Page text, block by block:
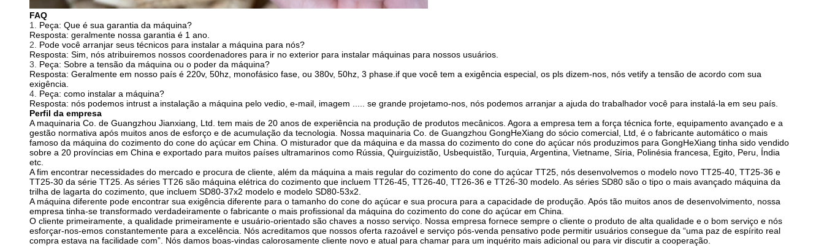
FAQ
1. Peça: Que é sua garantia da máquina?
Resposta: geralmente nossa garantia é 1 ano.
2. Pode você arranjar seus técnicos para instalar a máquina para nós?
Resposta: Sim, nós atribuiremos nossos coordenadores para ir no exterior para instalar máquinas para nossos usuários.
3. Peça: Sobre a tensão da máquina ou o poder da máquina?
Resposta: Geralmente em nosso país é 220v, 50hz, monofásico fase, ou 380v, 50hz, 3 phase.if que você tem a exigência especial, os pls dizem-nos, nós vetify a tensão de acordo com sua
exigência.
4. Peça: como instalar a máquina?
Resposta: nós podemos intrust a instalação a máquina pelo vedio, e-mail, imagem ..... se grande projetamo-nos, nós podemos arranjar a ajuda do trabalhador você para instalá-la em seu país.
Perfil da empresa
A maquinaria Co. de Guangzhou Jianxiang, Ltd. tem mais de 20 anos de experiência na produção de produtos mecânicos. Agora a empresa tem a força técnica forte, equipamento avançado e a
gestão normativa após muitos anos de esforço e de acumulação da tecnologia. Nossa maquinaria Co. de Guangzhou GongHeXiang do sócio comercial, Ltd, é o fabricante automático o mais
famoso da máquina do cozimento do cone do açúcar em China. O misturador que da máquina e da massa do cozimento do cone do açúcar nós produzimos para GongHeXiang tinha sido vendido
sobre a 20 províncias em China e exportado para muitos países ultramarinos como Rússia, Quirguizistão, Usbequistão, Turquia, Argentina, Vietname, Síria, Polinésia francesa, Egito, Peru, Índia
etc.
A fim encontrar necessidades do mercado e procura de cliente, além da máquina a mais regular do cozimento do cone do açúcar TT25, nós desenvolvemos o modelo novo TT25-40, TT25-36 e
TT25-30 da série TT25. As séries TT26 são máquina elétrica do cozimento que incluem TT26-45, TT26-40, TT26-36 e TT26-30 modelo. As séries SD80 são o tipo o mais avançado máquina da
trilha de lagarta do cozimento, que incluem SD80-37x2 modelo e modelo SD80-53x2.
A máquina diferente pode encontrar sua exigência diferente para o tamanho do cone do açúcar e sua procura para a capacidade de produção. Após tão muitos anos de desenvolvimento, nossa
empresa tinha-se transformado verdadeiramente o fabricante o mais profissional da máquina do cozimento do cone do açúcar em China.
O cliente primeiramente, a qualidade primeiramente e usuário-orientado são chaves a nosso serviço. Nossa empresa fornece sempre o cliente o produto de alta qualidade e o bom serviço e nós
esforçar-nos-emos constantemente para a excelência. Nós acreditamos que nossos oferta razoável e serviço pós-venda pensativo pode permitir usuários consegue da “uma paz de espírito real
compra estava na facilidade com”. Nós damos boas-vindas calorosamente cliente novo e atual para chamar para um inquérito mais adicional ou para vir discutir a cooperação.